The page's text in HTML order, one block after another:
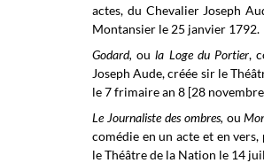
actes, du Chevalier Joseph
Montansier le 25 janvier 1792.
Godard,ou la Loge du Portier,
Joseph Aude, créée sir le
le 7 frimaire an 8 [28
Le Journaliste des ombres, ou
comédie en un acte et en
le Théâtre de la Nation le 14